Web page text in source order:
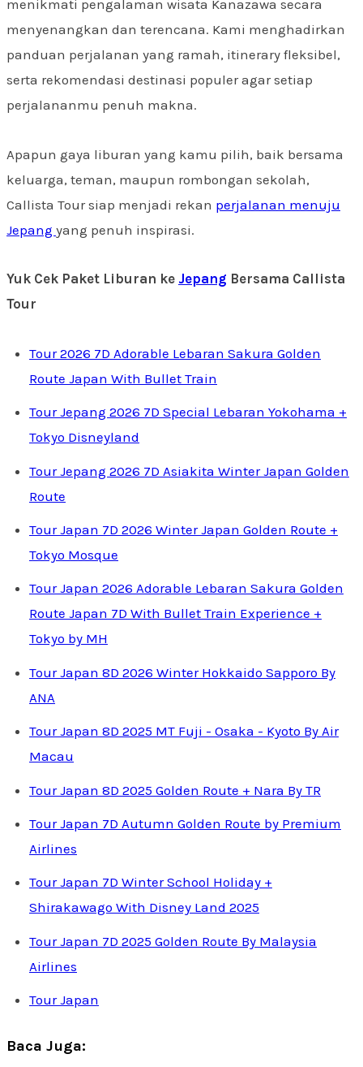
menikmati pengalaman wisata Kanazawa secara
menyenangkan dan terencana. Kami menghadirkan
panduan perjalanan yang ramah, itinerary fleksibel,
serta rekomendasi destinasi populer agar setiap
perjalananmu penuh makna.
Apapun gaya liburan yang kamu pilih, baik bersama
keluarga, teman, maupun rombongan sekolah,
Callista Tour siap menjadi rekan perjalanan menuju
Jepang yang penuh inspirasi.
Yuk Cek Paket Liburan ke Jepang Bersama Callista
Tour
Tour 2026 7D Adorable Lebaran Sakura Golden
Route Japan With Bullet Train
Tour Jepang 2026 7D Special Lebaran Yokohama +
Tokyo Disneyland
Tour Jepang 2026 7D Asiakita Winter Japan Golden
Route
Tour Japan 7D 2026 Winter Japan Golden Route +
Tokyo Mosque
Tour Japan 2026 Adorable Lebaran Sakura Golden
Route Japan 7D With Bullet Train Experience +
Tokyo by MH
Tour Japan 8D 2026 Winter Hokkaido Sapporo By
ANA
Tour Japan 8D 2025 MT Fuji - Osaka - Kyoto By Air
Macau
Tour Japan 8D 2025 Golden Route + Nara By TR
Tour Japan 7D Autumn Golden Route by Premium
Airlines
Tour Japan 7D Winter School Holiday +
Shirakawago With Disney Land 2025
Tour Japan 7D 2025 Golden Route By Malaysia
Airlines
Tour Japan
Baca Juga: